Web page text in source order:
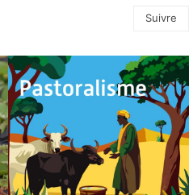
Suivre